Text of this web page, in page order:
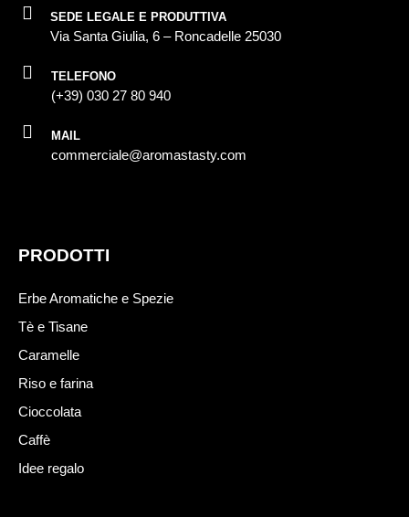
SEDE LEGALE E PRODUTTIVA
Via Santa Giulia, 6 – Roncadelle 25030
TELEFONO
(+39) 030 27 80 940
MAIL
commerciale@aromastasty.com
PRODOTTI
Erbe Aromatiche e Spezie
Tè e Tisane
Caramelle
Riso e farina
Cioccolata
Caffè
Idee regalo